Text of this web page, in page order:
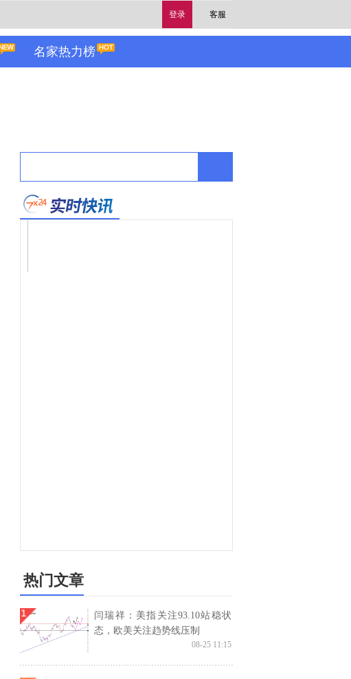
登录 客服
名家热力榜
热门文章
闫瑞祥：美指关注93.10站稳状
态，欧美关注趋势线压制
08-25 11:15